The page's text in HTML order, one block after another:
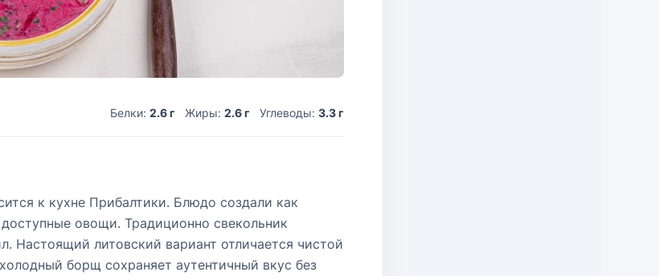
Белки: 2.6 г Жиры: 2.6 г Углеводы: 3.3 г
к кухне Прибалтики. Блюдо создали как
овощи. Традиционно свекольник
Настоящий литовский вариант отличается чистой
борщ сохраняет аутентичный вкус без